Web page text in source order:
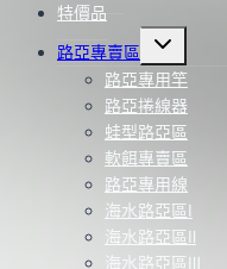
特價品
路亞專賣區
Toggle
child
menu
路亞專用竿
路亞捲線器
蛙型路亞區
軟餌專賣區
路亞專用線
海水路亞區Ⅰ
海水路亞區Ⅱ
海水路亞區Ⅲ